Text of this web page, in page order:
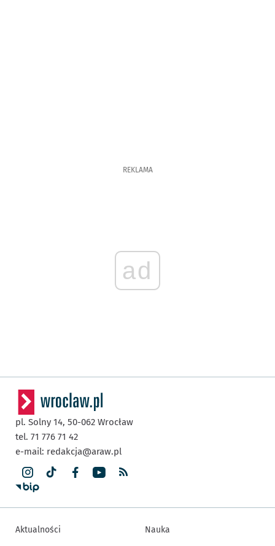
REKLAMA
ad
pl. Solny 14, 50-062 Wrocław
tel. 71 776 71 42
e-mail: redakcja@araw.pl
Aktualności
Nauka